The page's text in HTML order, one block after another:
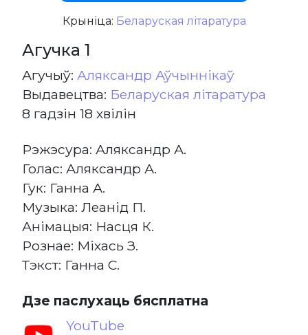
Крыніца: Беларуская літаратура
Агучка 1
Агучыў: Аляксандр Аўчыннікаў
Выдавецтва: Беларуская літаратура
8 гадзін 18 хвілін
Рэжэсура: Аляксандр А.
Голас: Аляксандр А.
Гук: Ганна А.
Музыка: Леанід П.
Анімацыя: Насця К.
Рознае: Міхась З.
Тэкст: Ганна С.
Дзе паслухаць бясплатна
YouTube